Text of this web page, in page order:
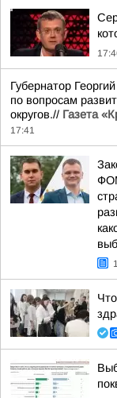
Губернатор
по вопросам
округов.// Газета
17:41